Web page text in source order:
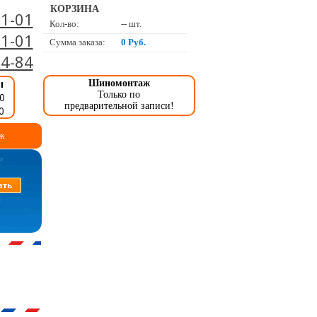
01
01
84
КОРЗИНА
Кол-во:
--шт.
Сумма заказа:
0 Руб.
Шиномонтаж
Только по
предварительной записи!